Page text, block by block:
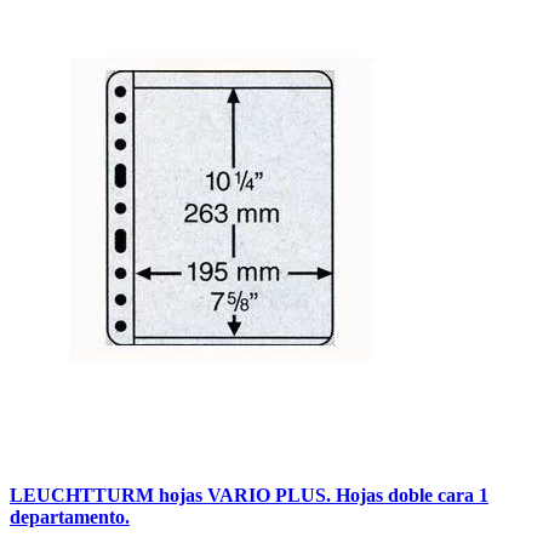
LEUCHTTURM hojas VARIO PLUS. Hojas doble cara 1
departamento.